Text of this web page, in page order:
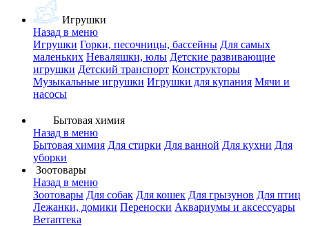
Игрушки
Назад в меню
Игрушки Горки, песочницы, бассейны Для самых
маленьких Неваляшки, юлы Детские развивающие
игрушки Детский транспорт Конструкторы
Музыкальные игрушки Игрушки для купания Мячи и
насосы
Бытовая химия
Назад в меню
Бытовая химия Для стирки Для ванной Для кухни Для
уборки
Зоотовары
Назад в меню
Зоотовары Для собак Для кошек Для грызунов Для птиц
Лежанки, домики Переноски Аквариумы и аксессуары
Ветаптека